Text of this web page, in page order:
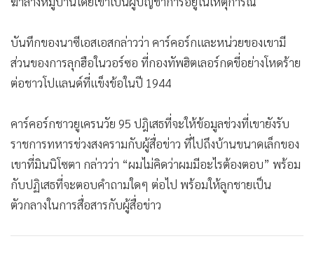
บันทึกของนาซีเอสเอสกล่าวว่า คาร์คอร์กและหน่วยของเขามี
ส่วนของการลุกฮือในวอร์ซอ ที่กองทัพฮิตเลอร์กดขี่อย่างโหดร้าย
ต่อชาวโปแลนด์ที่แข็งข้อในปี 1944
คาร์คอร์กชาวยูเครนวัย 95 ปฎิเสธที่จะให้ข้อมูลช่วงที่เขายังรับ
ราชการทหารช่วงสงครามกับผู้สื่อข่าว ที่ไปถึงบ้านขนาดเล็กของ
เขาที่มินนิโซตา กล่าวว่า “ผมไม่คิดว่าผมมีอะไรต้องตอบ” พร้อม
กับปฏิเสธที่จะตอบคำถามใดๆ ต่อไป พร้อมให้ลูกชายเป็น
ตัวกลางในการสื่อสารกับผู้สื่อข่าว